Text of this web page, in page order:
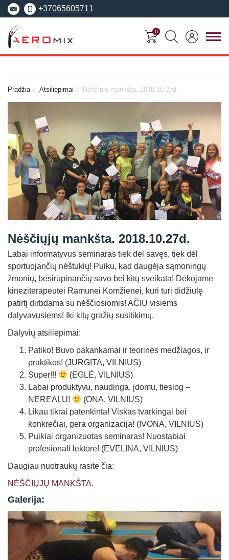
+37065605711
Apie Aeromix
Europos fitneso mokykla
EREPS
Anatomy Trains
Fascia Movement
Dėstytojai
Straipsniai
Sėkmės istorijos
Atsiliepimai
Specializuoti seminarai
Anatomy Trains
Fascia Movement
Konvencijos
Pilates treneris
Grupinių
treneris
Fizinio rengimo
0
Pradžia Atsiliepimai Nėščiųjų mankšta. 2018.10.27d.
Nėščiųjų mankšta. 2018.10.27d.
Labai informatyvus seminaras tiek dėl savęs, tiek dėl
sportuojančių nėštukių! Puiku, kad daugėja sąmoningų
žmonių, besirūpinančių savo bei kitų sveikata! Dėkojame
kineziterapeutei Ramunei Komžienei, kuri turi didžiulę
patirtį dirbdama su nėščiosiomis! AČIŪ visiems
dalyvavusiems! Iki kitų gražių susitikimų.
Dalyvių atsiliepimai:
Patiko! Buvo pakankamai ir teorinės medžiagos, ir
praktikos! (JURGITA, VILNIUS)
Super!!!
(EGLĖ, VILNIUS)
Labai produktyvu, naudinga, įdomu, tiesiog –
NEREALU!
(ONA, VILNIUS)
Likau tikrai patenkinta! Viskas tvarkingai bei
konkrečiai, gera organizacija! (IVONA, VILNIUS)
Puikiai organizuotas seminaras! Nuostabiai
profesionali lektorė! (EVELINA, VILNIUS)
Daugiau nuotraukų rasite čia:
NĖŠČIŲJŲ MANKŠTA.
Galerija: